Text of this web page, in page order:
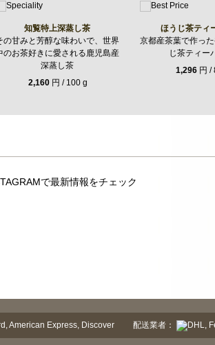
知覧特上深蒸し茶
の甘みと芳醇な味わいで、世界
のお茶好きに愛される鹿児島産
深蒸し茶
2,160 円 / 100 g
ほうじ茶ティ
京都産茶葉で作っ
じ茶ティー
1,296円 /
で最新情報をチェック
配送業者：